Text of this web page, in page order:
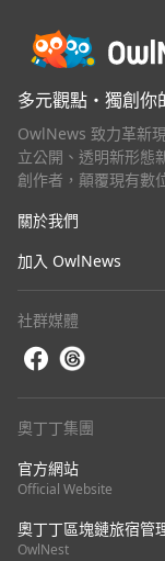
多元觀點・獨創你
OwlNews 致力革新
立公開、透明新形態
創作者，顛覆現有數
關於我們
加入 OwlNews
社群媒體
奧丁丁集團
官方網站
Official Website
奧丁丁區塊鏈旅宿管
OwlNest